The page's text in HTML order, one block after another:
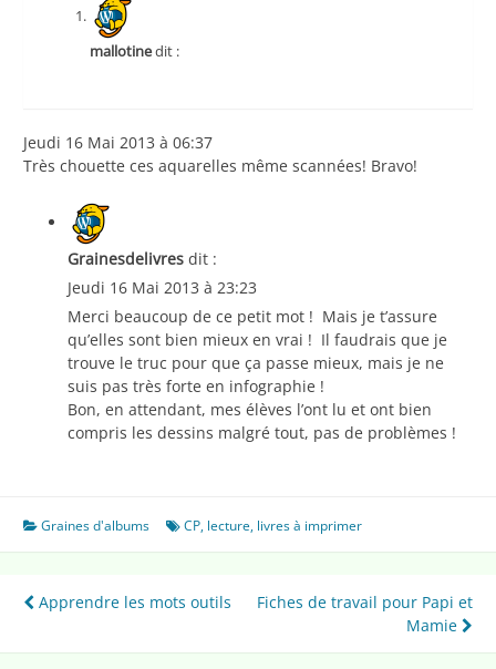
mallotinedit :
Jeudi 16 Mai 2013 à 06:37
Très chouette ces aquarelles même scannées! Bravo!
Grainesdelivres dit :
Jeudi 16 Mai 2013 à 23:23
Merci beaucoup de ce petit mot ! Mais je t’assure
qu’elles sont bien mieux en vrai ! Il faudrais que je
trouve le truc pour que ça passe mieux, mais je ne
suis pas très forte en infographie !
Bon, en attendant, mes élèves l’ont lu et ont bien
compris les dessins malgré tout, pas de problèmes !
Graines d'albums CP, lecture, livres à imprimer
Navigation
de
Apprendre les mots outils
Fiches de travail pour Papi et
Mamie